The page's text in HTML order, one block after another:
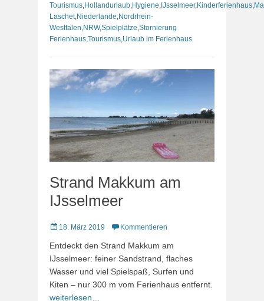
Tourismus Hollandurlaub Hygiene IJsselmeer, Kinderferienhaus
Laschet, Niederlande Nordrhein-
Westfalen NRW,Spielplätze Stornierung
Ferienhaus Tourismus Urlaub im Ferienhaus
Strand Makkum am
IJsselmeer
Veröffentlicht
18. März 2019 Kommentieren
Entdeckt den Strand Makkum am
IJsselmeer: feiner Sandstrand, flaches
Wasser und viel Spielspaß, Surfen und
Kiten – nur 300 m vom Ferienhaus entfernt.
weiterlesen…